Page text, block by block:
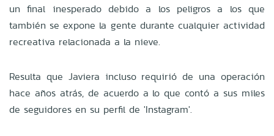
un final inesperado debido a los peligros a los que
también se expone la gente durante cualquier actividad
recreativa relacionada a la nieve.
Resulta que Javiera incluso requirió de una operación
hace años atrás, de acuerdo a lo que contó a sus miles
de seguidores en su perfil de 'Instagram'.